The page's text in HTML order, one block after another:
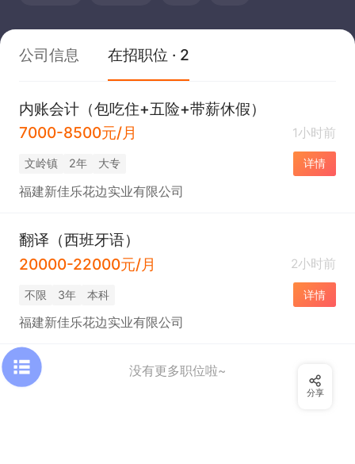
公司信息 在招职位 · 2
内账会计（包吃住+五险+带薪休假）
7000-8500元/月
1小时前
​文岭镇 2年 大专 详情
福建新佳乐花边实业有限公司
翻译（西班牙语）
20000-22000元/月
2小时前
不限 3年 本科 详情
福建新佳乐花边实业有限公司
没有更多职位啦~
分享